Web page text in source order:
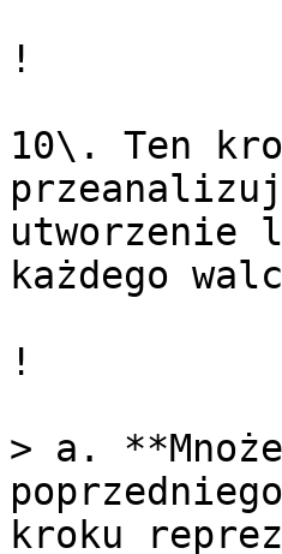
!
10\. Ten
utworzenie
każdego
!
> a.
kroku